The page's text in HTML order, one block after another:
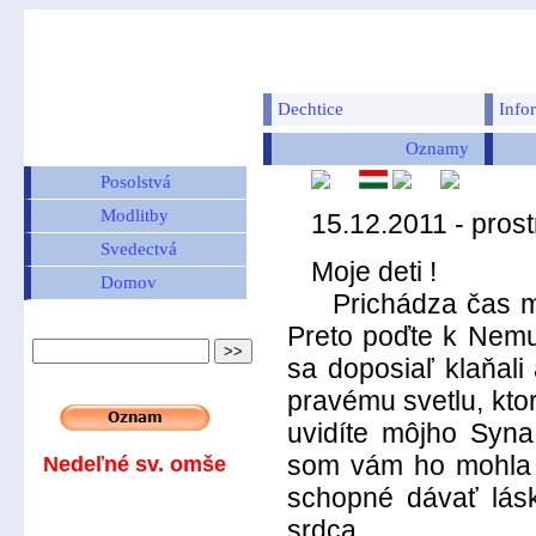
Dechtice
Oznamy
Posolstvá
Modlitby
Svedectvá
Domov
Nedeľné sv. omše
15.12.2011 -
Moje deti !
Prichádza čas
Preto poďte k
sa doposiaľ klaňali
pravému svetlu,
uvidíte môjho
som vám ho
schopné dávať